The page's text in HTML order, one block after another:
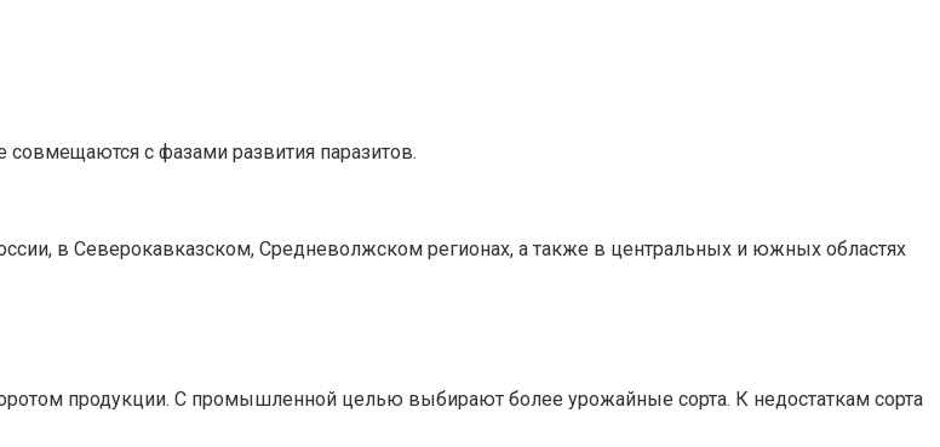
с фазами развития паразитов.
в Северокавказском, Средневолжском регионах, а также в центральных и южных областях
продукции. С промышленной целью выбирают более урожайные сорта. К недостаткам сорта